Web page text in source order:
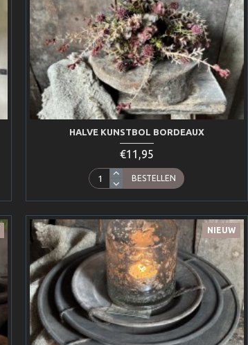
HALVE KUNSTBOL BORDEAUX
€11,95
BESTELLEN
NIEUW